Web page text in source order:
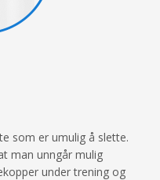
som er umulig å slette.
man unngår mulig
under trening og